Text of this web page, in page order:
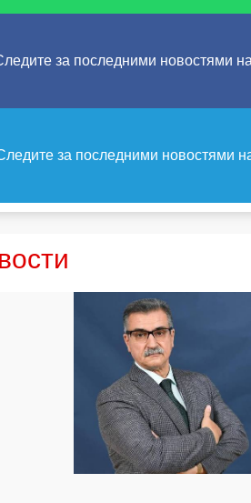
за последними новостями
за последними новостями